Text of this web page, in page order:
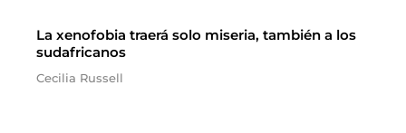
La xenofobia traerá solo miseria, también a los
sudafricanos
Cecilia Russell